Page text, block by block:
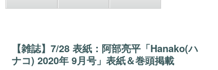
【雑誌】7/28 表紙：阿部亮平「Hanako(ハ
ナコ) 2020年 9月号」表紙＆巻頭掲載